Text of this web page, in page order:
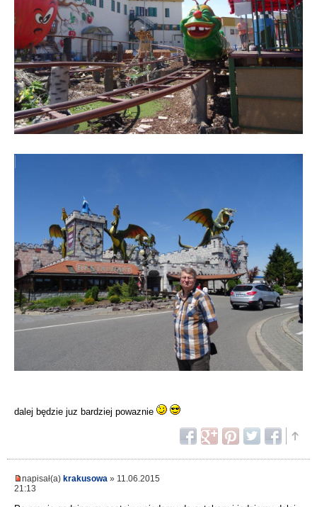
dalej będzie juz bardziej powaznie
napisał(a) krakusowa » 11.06.2015
21:13